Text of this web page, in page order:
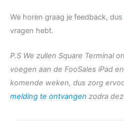
We horen graag je feedback, dus
vragen hebt.
P.S We zullen Square Terminal
voegen aan de FooSales iPad
komende weken, dus zorg
melding te ontvangen zodra